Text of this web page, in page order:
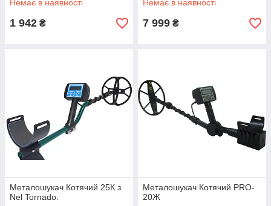
Немає в наявності
1 942 ₴
Немає в наявності
7 999 ₴
Металошукач Котячий 25К з
Nel Tornado.
Металошукач Котячий PRO-
20Ж